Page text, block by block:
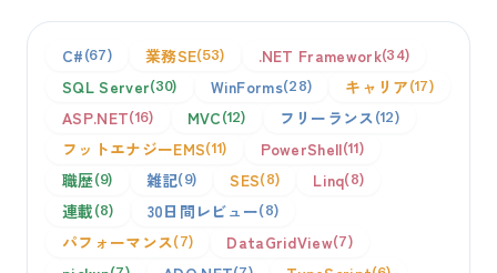
C# 67 業務SE 53 .NET Framework 34
SQL Server 30 WinForms 28 キャリア 17
ASP.NET 16 MVC 12 フリーランス 12
フットエナジーEMS 11 PowerShell 11
職歴 9 雑記 9 SES 8 Linq 8
連載 8 30日間レビュー 8
パフォーマンス 7 DataGridView 7